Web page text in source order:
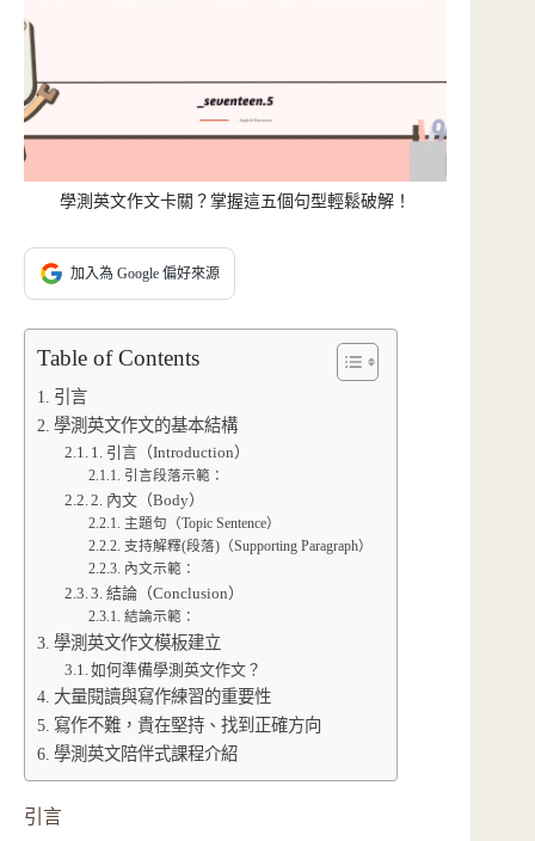
學測英文作文卡關？掌握這五個句型輕鬆破解！
加入為 Google 偏好來源
Table of Contents
引言
學測英文作文的基本結構
1. 引言（Introduction）
引言段落示範：
2. 內文（Body）
主題句（Topic Sentence）
支持解釋(段落)（Supporting Paragraph）
內文示範：
3. 結論（Conclusion）
結論示範：
學測英文作文模板建立
如何準備學測英文作文？
大量閱讀與寫作練習的重要性
寫作不難，貴在堅持、找到正確方向
學測英文陪伴式課程介紹
引言